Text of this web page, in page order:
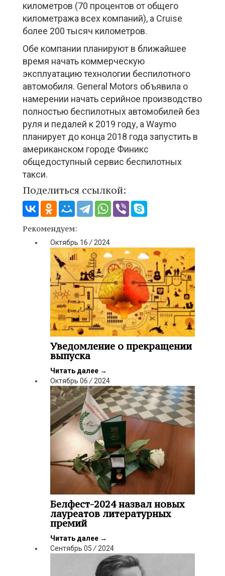
километров (70 процентов от общего
километража всех компаний), а Cruise
более 200 тысяч километров.
Обе компании планируют в ближайшее
время начать коммерческую
эксплуатацию технологии беспилотного
автомобиля. General Motors объявила о
намерении начать серийное производство
полностью беспилотных автомобилей без
руля и педалей к 2019 году, а Waymo
планирует до конца 2018 года запустить в
американском городе Финикс
общедоступный сервис беспилотных
такси.
Поделиться ссылкой:
Рекомендуем:
Октябрь 16 / 2024
Уведомление о прекращении
выпуска
Читать далее →
Октябрь 06 / 2024
Белфест-2024 назвал новых
лауреатов литературных
премий
Читать далее →
Сентябрь 05 / 2024